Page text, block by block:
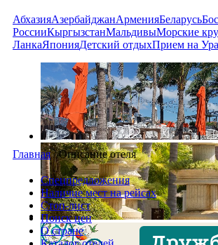
АбхазияАзербайджанАрменияБеларусь
РоссииКыргызстанМальдивыМорские
ЛанкаЯпонияДетский отдыхПрием на
Главная /Описание отеля
Спецпредложения
Наличие мест на рейсах
Стоп-лист
Поиск цен
О стране